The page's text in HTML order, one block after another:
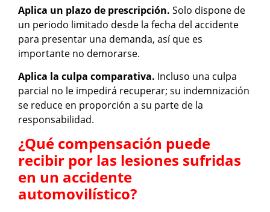
Aplica un plazo de prescripción. Solo dispone de
un periodo limitado desde la fecha del accidente
para presentar una demanda, así que es
importante no demorarse.
Aplica la culpa comparativa. Incluso una culpa
parcial no le impedirá recuperar; su indemnización
se reduce en proporción a su parte de la
responsabilidad.
¿Qué compensación puede
recibir por las lesiones sufridas
en un accidente
automovilístico?